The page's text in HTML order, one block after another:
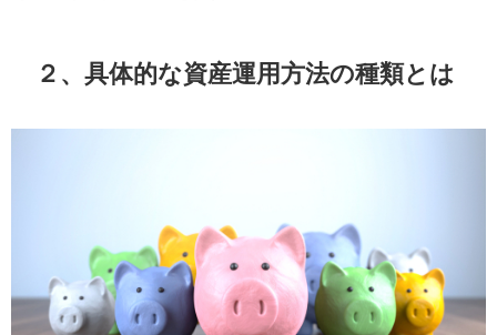
２、具体的な資産運用方法の種類とは